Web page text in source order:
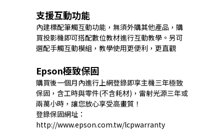
支援互動功能
內建標配筆觸互動功能，無須外購其他產品，購
買投影機即可搭配數位教材進行互動教學。另可
選配手觸互動模組，教學使用更便利，更直觀
Epson極致保固
購買後一個月內進行上網登錄即享主機三年極致
保固，含工時與零件(不含耗材)，雷射光源三年或
兩萬小時，讓您放心享受高畫質！
登錄保固網址：
http://www.epson.com.tw/lcpwarranty